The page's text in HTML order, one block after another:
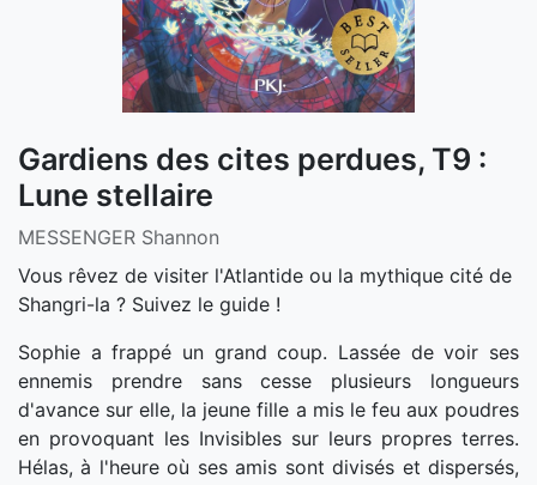
Gardiens des cites perdues, T9 :
Lune stellaire
MESSENGER Shannon
Vous rêvez de visiter l'Atlantide ou la mythique cité de
Shangri-la ? Suivez le guide !
Sophie a frappé un grand coup. Lassée de voir ses
ennemis prendre sans cesse plusieurs longueurs
d'avance sur elle, la jeune fille a mis le feu aux poudres
en provoquant les Invisibles sur leurs propres terres.
Hélas, à l'heure où ses amis sont divisés et dispersés,